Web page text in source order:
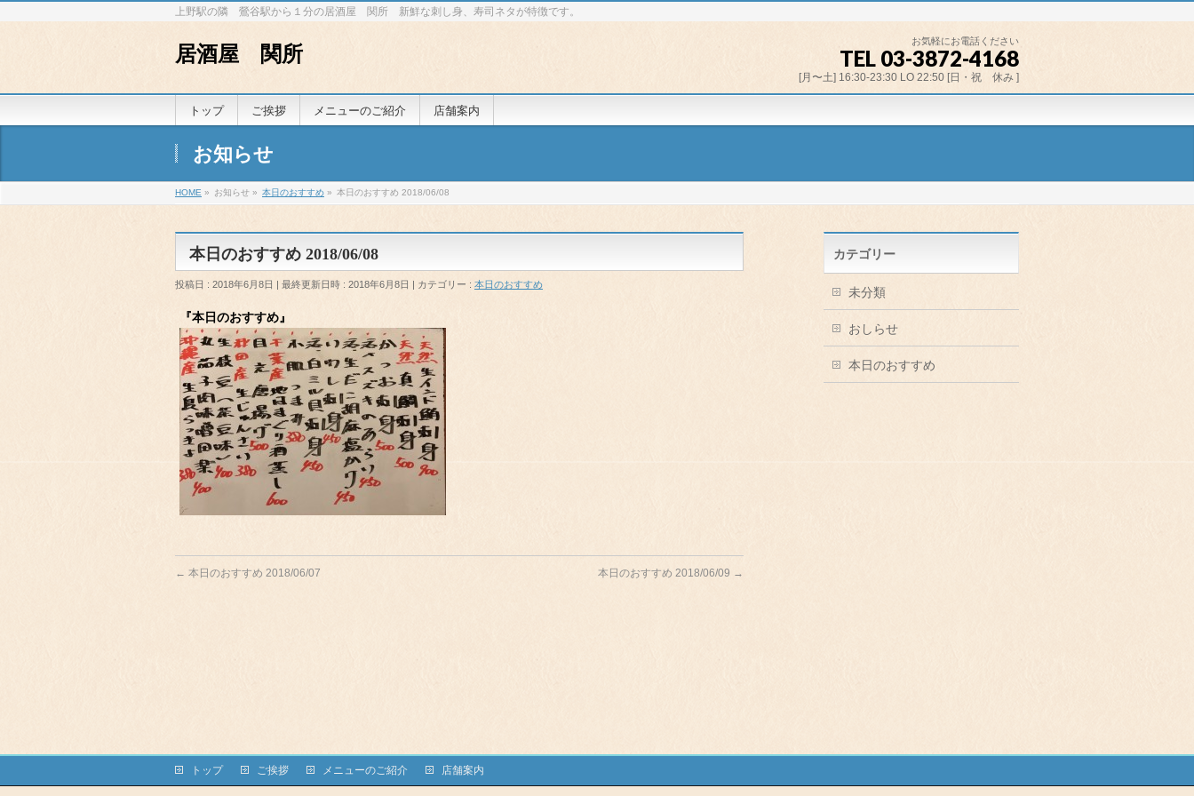
上野駅の隣 鶯谷駅から１分の居酒屋 関所 新鮮な刺し身、寿司ネタが特徴です。
居酒屋 関所
お気軽にお電話ください
TEL 03-3872-4168
[月〜土] 16:30-23:30 LO 22:50 [日・祝 休み ]
トップ ご挨拶 メニューのご紹介 店舗案内
お知らせ
HOME » お知らせ » 本日のおすすめ » 本日のおすすめ 2018/06/08
本日のおすすめ 2018/06/08
投稿日 : 2018年6月8日 最終更新日時 : 2018年6月8日 カテゴリー : 本日のおすすめ
『本日のおすすめ』
← 本日のおすすめ 2018/06/07 本日のおすすめ 2018/06/09 →
カテゴリー
未分類
おしらせ
本日のおすすめ
トップ ご挨拶 メニューのご紹介 店舗案内